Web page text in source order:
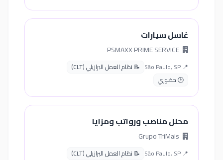
غاسل سيارات
📍 São Paulo, SP
📝 نظام العمل البرازيلي (CLT)
🕒 حضوري
محلل مناصب ورواتب ومزايا
📍 São Paulo, SP
📝 نظام العمل البرازيلي (CLT)